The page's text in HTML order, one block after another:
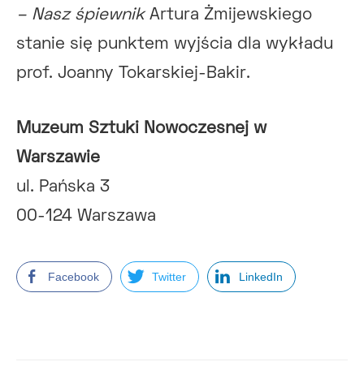
– Nasz śpiewnikArtura Żmijewskiego
stanie się punktem wyjścia dla wykładu
prof. Joanny Tokarskiej-Bakir.
Muzeum Sztuki Nowoczesnej w
Warszawie
ul. Pańska 3
00-124 Warszawa
Facebook Twitter LinkedIn